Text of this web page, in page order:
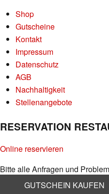
Shop
Gutscheine
Kontakt
Impressum
Datenschutz
AGB
Nachhaltigkeit
Stellenangebote
RESERVATION
Online reservieren
Bitte alle Anfragen und
info@kaufleuten.ch
GUTSCHEIN KAUFEN